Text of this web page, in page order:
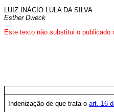
LUIZ INÁCIO LULA DA SILVA
Esther Dweck
Este texto não substitui o publicado
Indenização de que trata oart. 16